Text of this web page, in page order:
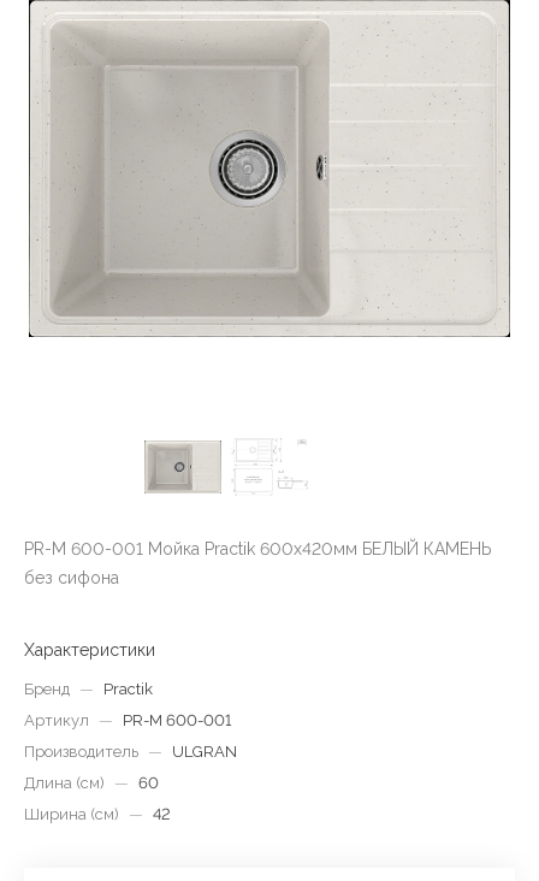
PR-M 600-001 Мойка Practik 600х420мм БЕЛЫЙ КАМЕНЬ
без сифона
Характеристики
Бренд —
Practik
Артикул
—
PR-M 600-001
Производитель —
ULGRAN
Длина (см)
— 60
Ширина (см)
— 42